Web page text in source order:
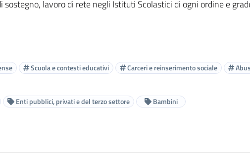
lavoro di rete negli Istituti Scolastici di ogni ordine e
Scuola e contesti educativi Carceri e reinserimento sociale
Enti pubblici, privati e del terzo settore Bambini